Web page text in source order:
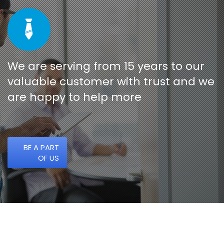
We are serving from 15 years to our
valuable customer with trust and we
are happy to help more
BE A PART
OF US